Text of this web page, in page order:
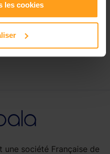
les cookies
de
une société Française de